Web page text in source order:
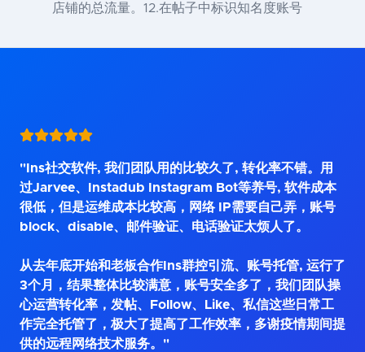
店铺的总流量。12.在帖子中标识知名度账号
"Ins社交软件, 我们团队用的比较久了, 转化率不错。用
过Jarvee、Instadub Instagram Bot等养号, 软件成本
很低，但是运维成本比较高，网络 IP需要自己弄，账号
block、disable、邮件验证、电话验证太烦人了。
从去年底开始和老板合作Ins群控引流、账号托管, 运行了
3个月，结果整体比较满意，账号安全多了，我们团队操
心运营转化率，发帖、Follow、Like、私信这些日常工
作完全托管了，极大了提高了工作效率，多谢疫情期间提
供的远程网络技术服务。"